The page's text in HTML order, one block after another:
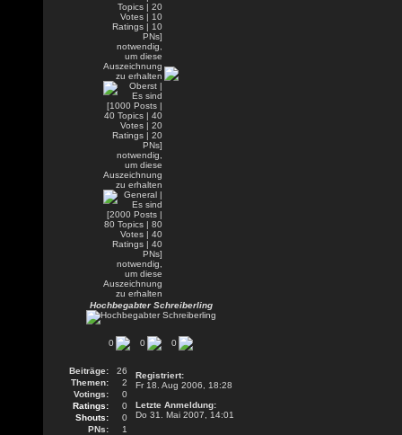
Hochbegabter Schreiberling
0 0 0
Beiträge:
26
Themen:
2
Votings:
0
Ratings:
0
Shouts:
0
PNs:
1
Registriert:
Fr 18. Aug 2006, 18:28
Letzte Anmeldung:
Do 31. Mai 2007, 14:01